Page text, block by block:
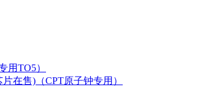
用TO5）
在售)（CPT原子钟专用）